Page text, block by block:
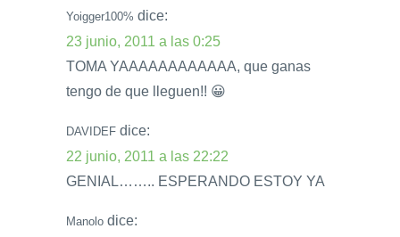
Yoigger100% dice:
23 junio, 2011 a las 0:25
TOMA YAAAAAAAAAAAA, que ganas
tengo de que lleguen!! 😀
DAVIDEF dice:
22 junio, 2011 a las 22:22
GENIAL…….. ESPERANDO ESTOY YA
Manolo dice: